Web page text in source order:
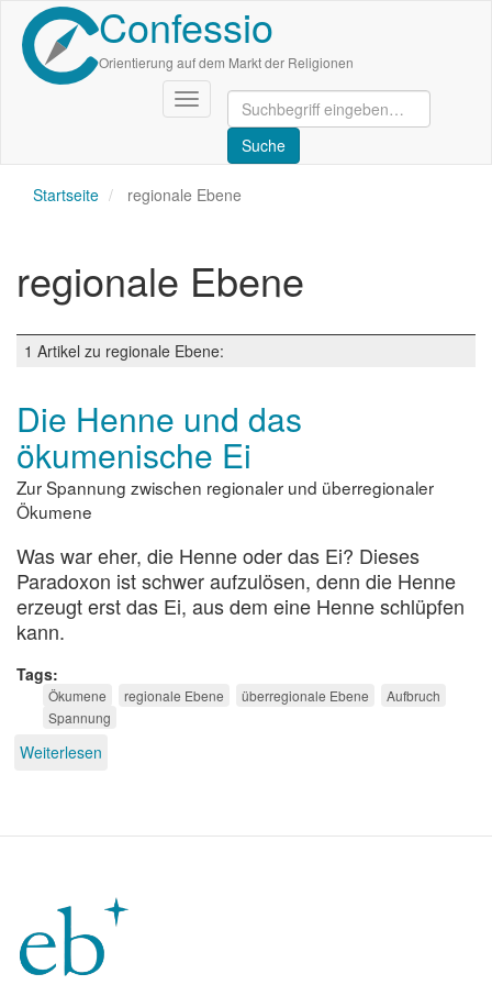
Direkt
zum
Inhalt
Confessio
Orientierung auf dem Markt der Religionen
Navigation
aktivieren/deaktivieren
Startseite regionale Ebene
regionale Ebene
1 Artikel zu regionale Ebene:
Die Henne und das
ökumenische Ei
Zur Spannung zwischen regionaler und überregionaler
Ökumene
Was war eher, die Henne oder das Ei? Dieses
Paradoxon ist schwer aufzulösen, denn die Henne
erzeugt erst das Ei, aus dem eine Henne schlüpfen
kann.
Tags
Ökumene regionale Ebene überregionale Ebene
Aufbruch
Spannung
Weiterlesen
das